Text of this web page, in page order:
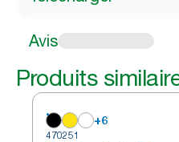
Avis
Produits
+6
470251